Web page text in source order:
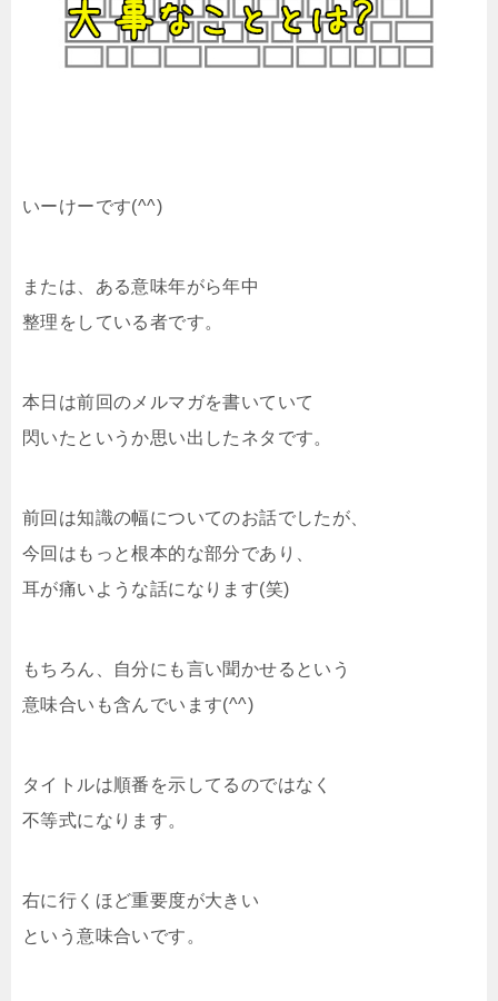
いーけーです(^^)
または、ある意味年がら年中
整理をしている者です。
本日は前回のメルマガを書いていて
閃いたというか思い出したネタです。
前回は知識の幅についてのお話でしたが、
今回はもっと根本的な部分であり、
耳が痛いような話になります(笑)
もちろん、自分にも言い聞かせるという
意味合いも含んでいます(^^)
タイトルは順番を示してるのではなく
不等式になります。
右に行くほど重要度が大きい
という意味合いです。